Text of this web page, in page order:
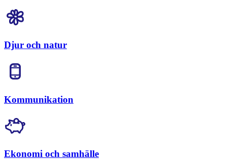
Djur och natur
Kommunikation
Ekonomi och samhälle